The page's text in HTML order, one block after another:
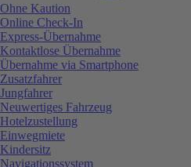
Ohne Kaution
Online Check-In
Express-Übernahme
Kontaktlose Übernahme
Übernahme via Smartphone
Zusatzfahrer
Jungfahrer
Neuwertiges Fahrzeug
Hotelzustellung
Einwegmiete
Kindersitz
Navigationssystem